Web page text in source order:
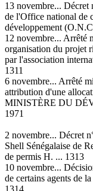
13 novembre... Décret
de l'Office national de
développement
12 novembre... Arrêté
organisation du projet
par l'association
1311
6 novembre... Arrêté
attribution d'une
MINISTÈRE DU
1971
2 novembre... Décret
Shell Sénégalaise de
de permis H. ... 1313
10 novembre...
de certains agents de